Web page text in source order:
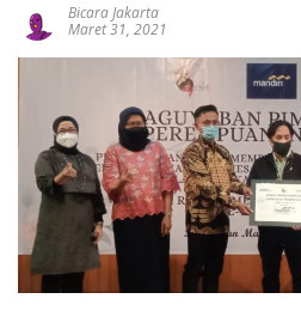
Bicara Jakarta
Maret 31, 2021